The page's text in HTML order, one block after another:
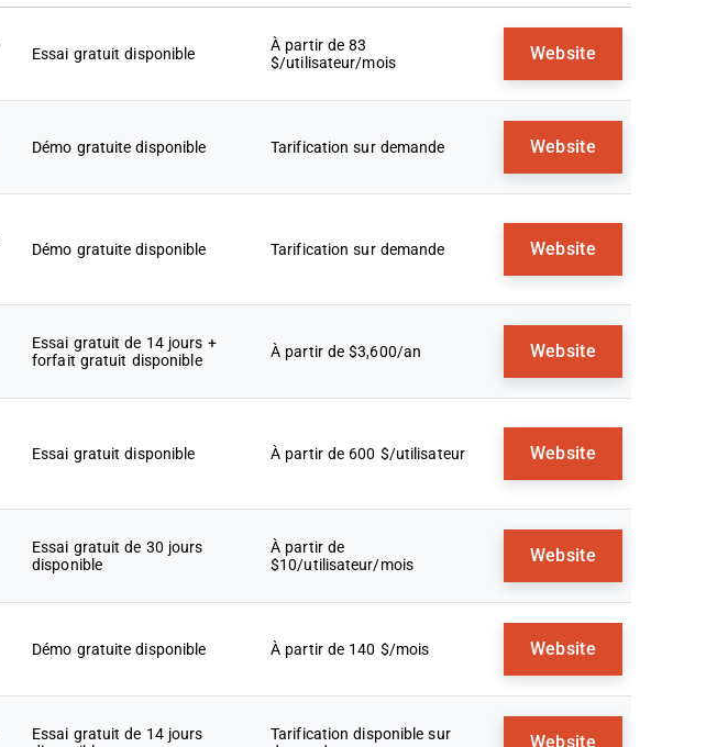
Essai gratuit disponible
À partir de 83
$/utilisateur/mois
Website
Démo gratuite disponible Tarification sur demande Website
Démo gratuite disponible Tarification sur demande Website
Essai gratuit de 14 jours +
forfait gratuit disponible
À partir de $3,600/an Website
Essai gratuit disponible À partir de 600 $/utilisateur Website
Essai gratuit de 30 jours
disponible
À partir de
$10/utilisateur/mois
Website
Démo gratuite disponible À partir de 140 $/mois Website
Essai gratuit de 14 jours
Tarification disponible sur
Website